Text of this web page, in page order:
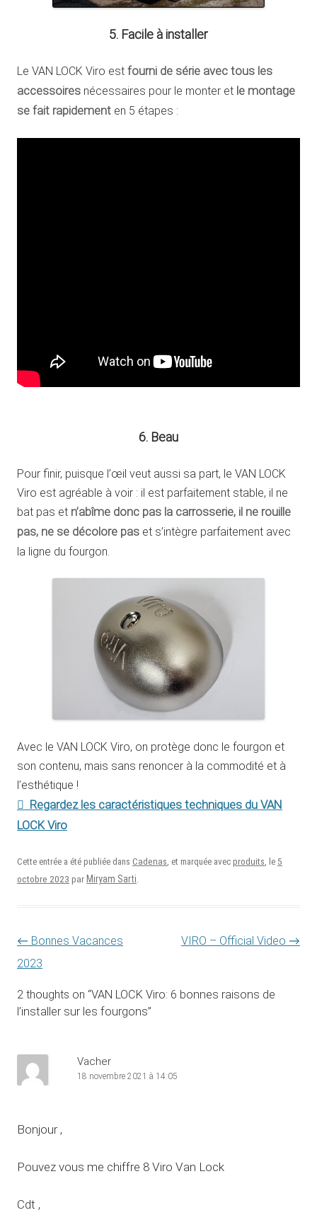
5. Facile à installer
Le VAN LOCK Viro est fourni de série avec tous les
accessoires nécessaires pour le monter et le montage
se fait rapidement en 5 étapes :
6. Beau
Pour finir, puisque l’œil veut aussi sa part, le VAN LOCK
Viro est agréable à voir : il est parfaitement stable, il ne
bat pas et n’abîme donc pas la carrosserie, il ne rouille
pas, ne se décolore pas et s’intègre parfaitement avec
la ligne du fourgon.
Avec le VAN LOCK Viro, on protège donc le fourgon et
son contenu, mais sans renoncer à la commodité et à
l’esthétique !
Regardez les caractéristiques techniques du VAN
LOCK Viro
Cette entrée a été publiée dans Cadenas, et marquée avec produits, le 5
octobre 2023 par Miryam Sarti.
Navigation des articles
← Bonnes Vacances
2023
VIRO – Official Video →
2 thoughts on “VAN LOCK Viro: 6 bonnes raisons de
l’installer sur les fourgons”
Vacher
18 novembre 2021 à 14:05
Bonjour ,
Pouvez vous me chiffre 8 Viro Van Lock
Cdt ,